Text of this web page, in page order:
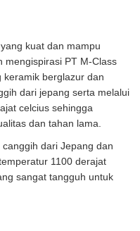
kuat dan mampu
mengispirasi PT M-Class
keramik berglazur dan
dari jepang serta melalui
celcius sehingga
dan tahan lama.
dari Jepang dan
1100 derajat
sangat tangguh untuk